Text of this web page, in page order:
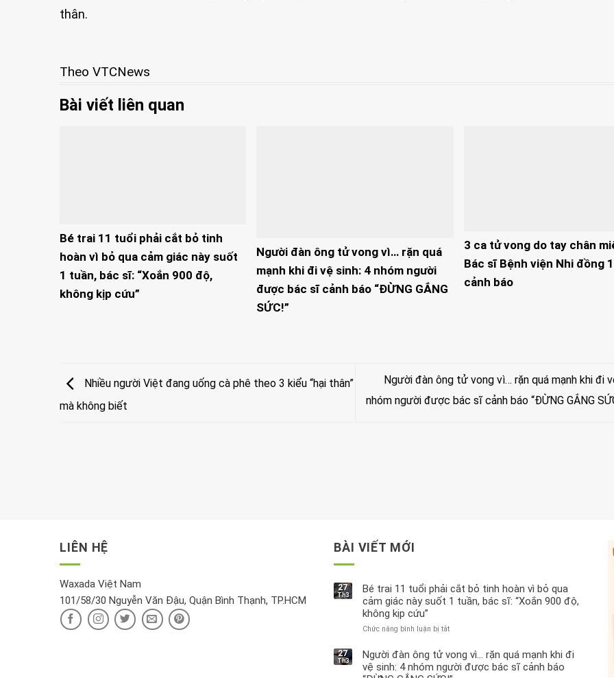
thân.
Theo VTCNews
Bài viết liên quan
Bé trai 11 tuổi phải cắt bỏ tinh
hoàn vì bỏ qua cảm giác này suốt
1 tuần, bác sĩ: “Xoắn 900 độ,
không kịp cứu”
Người đàn ông tử vong vì… rặn quá
mạnh khi đi vệ sinh: 4 nhóm người
được bác sĩ cảnh báo “ĐỪNG GẮNG
SỨC!”
3 ca tử vong do tay chân
Bác sĩ Bệnh viện Nhi đồng
cảnh báo
Nhiều người Việt đang uống cà phê theo 3 kiểu “hại thân”
mà không biết
Người đàn ông tử vong vì… rặn quá mạnh khi đi
nhóm người được bác sĩ cảnh báo “ĐỪNG GẮNG
LIÊN HỆ
Waxada Việt Nam
101/58/30 Nguyễn Văn Đậu, Quận Bình Thạnh, TP.HCM
BÀI VIẾT MỚI
27
Th3
Bé trai 11 tuổi phải cắt bỏ tinh hoàn vì bỏ qua
cảm giác này suốt 1 tuần, bác sĩ: “Xoắn 900 độ,
không kịp cứu”
Chức năng bình luận bị tắtở
trai
11
tuổi
27
Th3
Người đàn ông tử vong vì… rặn quá mạnh khi đi
vệ sinh: 4 nhóm người được bác sĩ cảnh báo